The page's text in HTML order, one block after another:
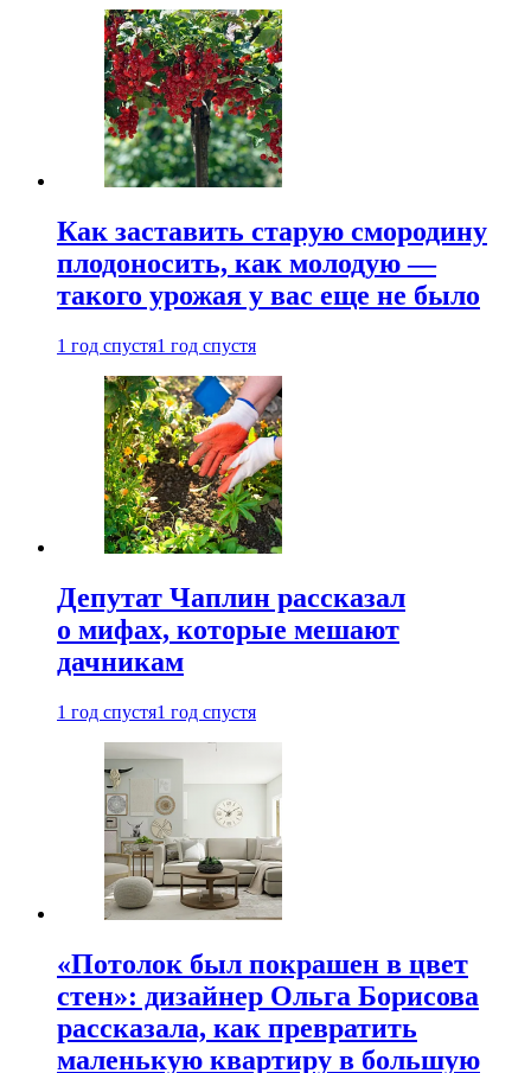
Как заставить старую смородину
плодоносить, как молодую —
такого урожая у вас еще не было
1 год спустя1 год спустя
Депутат Чаплин рассказал
о мифах, которые мешают
дачникам
1 год спустя1 год спустя
«Потолок был покрашен в цвет
стен»: дизайнер Ольга Борисова
рассказала, как превратить
маленькую квартиру в большую